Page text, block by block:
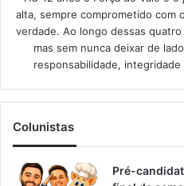
alta, sempre comprometido com
verdade. Ao longo dessas
mas sem nunca deixar de
responsabilidade,
Colunistas
Pré-